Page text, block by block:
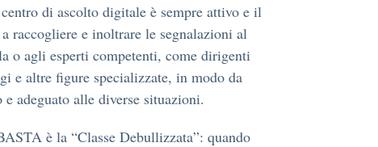
di ascolto digitale è sempre attivo e il
raccogliere e inoltrare le segnalazioni al
o agli esperti competenti, come dirigenti
e altre figure specializzate, in modo da
adeguato alle diverse situazioni.
è la “Classe Debullizzata”: quando